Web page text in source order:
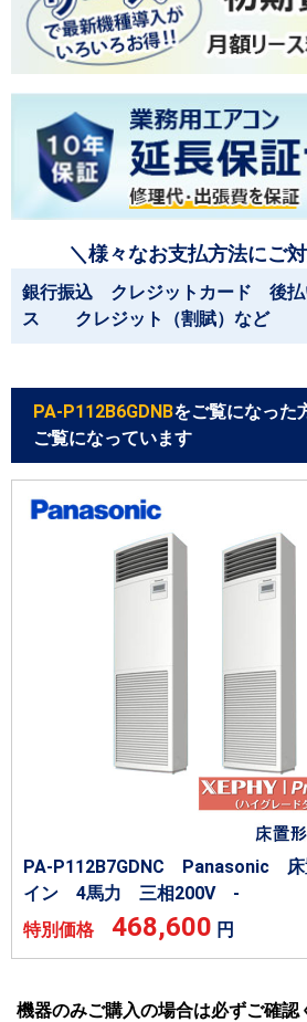
＼様々なお支払方法にご
銀行振込 クレジットカード 後
ス クレジット（割賦）など
PA-P112B6GDNBをご覧になった
ご覧になっています
PA-P112B7GDNC Panasonic
イン 4馬力 三相200V -
特別価格 468,600 円
機器のみご購入の場合は必ずご確認